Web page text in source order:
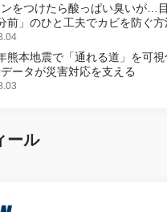
をつけたら酸っぱい臭いが…
前」のひと工夫でカビを防ぐ方
熊本地震で「通れる道」を可
ータが災害対応を支える
ール